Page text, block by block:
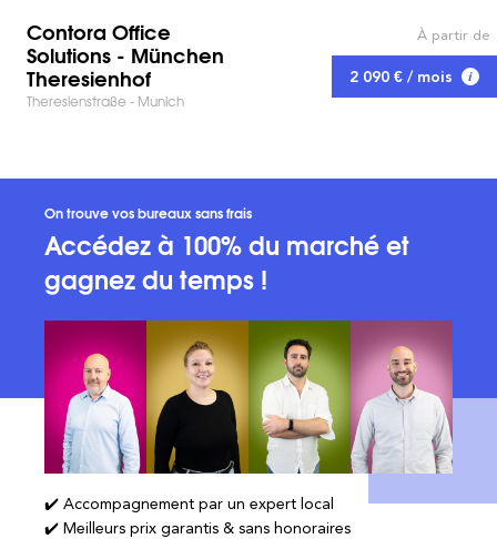
Contora Office
Solutions - München
Theresienhof
Theresienstraße - Munich
À partir de
2 090 € / mois
On trouve vos bureaux sans frais
Accédez à 100% du marché et
gagnez du temps !
✔️ Accompagnement par un expert local
✔️ Meilleurs prix garantis & sans honoraires